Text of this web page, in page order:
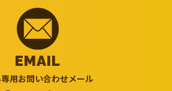
EMAIL
用お問い合わせメール